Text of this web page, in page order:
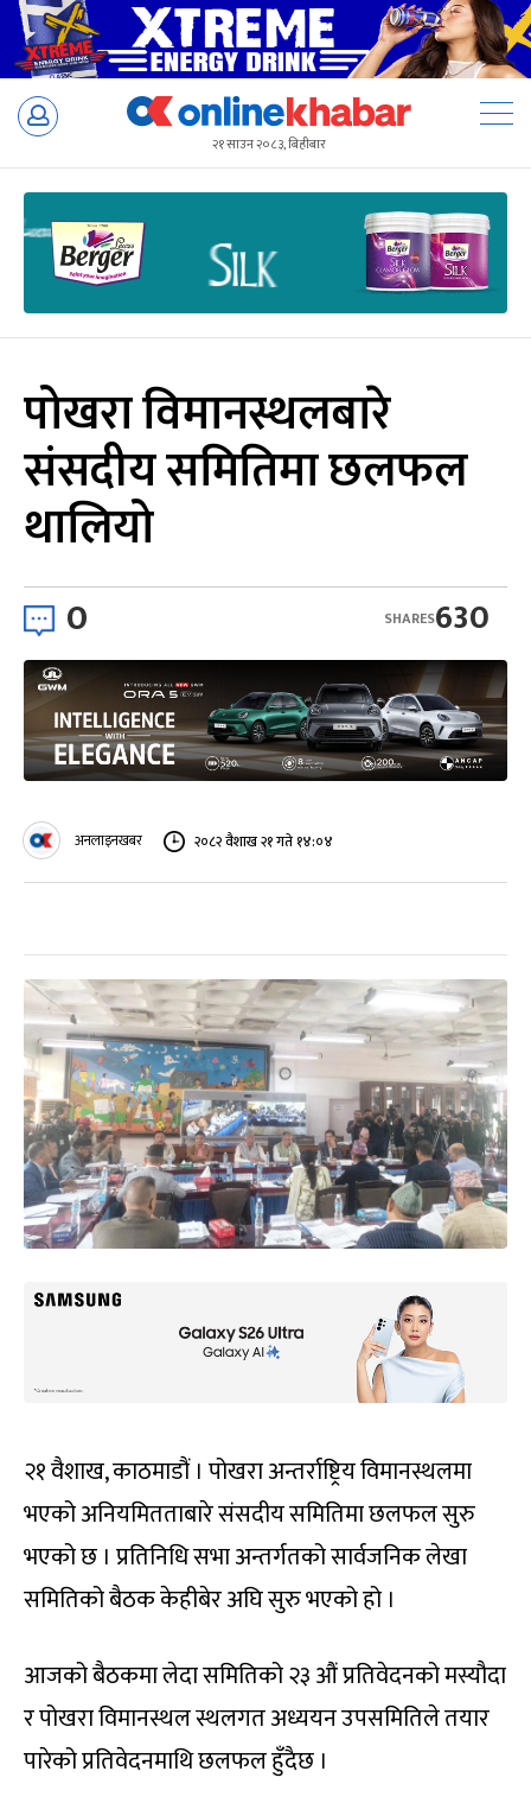
Skip
२१ साउन २०८३, बिहीबार
पोखरा विमानस्थलबारे
संसदीय समितिमा छलफल
थालियो
0 630
SHARES
अनलाइनखबर २०८२ वैशाख २१ गते १४:०४
२१ वैशाख, काठमाडौं । पोखरा अन्तर्राष्ट्रिय विमानस्थलमा
भएको अनियमितताबारे संसदीय समितिमा छलफल सुरु
भएको छ । प्रतिनिधि सभा अन्तर्गतको सार्वजनिक लेखा
समितिको बैठक केहीबेर अघि सुरु भएको हो ।
आजको बैठकमा लेदा समितिको २३ औं प्रतिवेदनको मस्यौदा
र पोखरा विमानस्थल स्थलगत अध्ययन उपसमितिले तयार
पारेको प्रतिवेदनमाथि छलफल हुँदैछ ।